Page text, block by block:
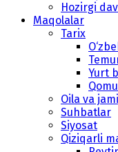
Hozirgi
Maqolalar
Tarix
Yurt
Oila va
Suhbatlar
Siyosat
Qiziqarli